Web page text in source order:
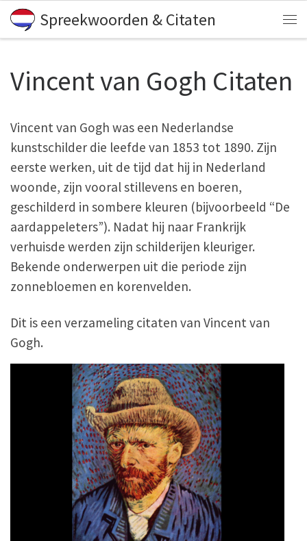
Skip to content
Spreekwoorden & Citaten
Vincent van Gogh Citaten
Vincent van Gogh was een Nederlandse
kunstschilder die leefde van 1853 tot 1890. Zijn
eerste werken, uit de tijd dat hij in Nederland
woonde, zijn vooral stillevens en boeren,
geschilderd in sombere kleuren (bijvoorbeeld “De
aardappeleters”). Nadat hij naar Frankrijk
verhuisde werden zijn schilderijen kleuriger.
Bekende onderwerpen uit die periode zijn
zonnebloemen en korenvelden.
Dit is een verzameling citaten van Vincent van
Gogh.